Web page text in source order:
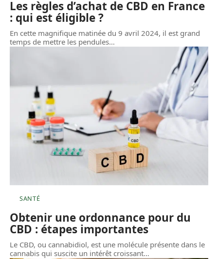
Les règles d’achat de CBD en France
: qui est éligible ?
En cette magnifique matinée du 9 avril 2024, il est grand
temps de mettre les pendules…
SANTÉ
Obtenir une ordonnance pour du
CBD : étapes importantes
Le CBD, ou cannabidiol, est une molécule présente dans le
cannabis qui suscite un intérêt croissant…